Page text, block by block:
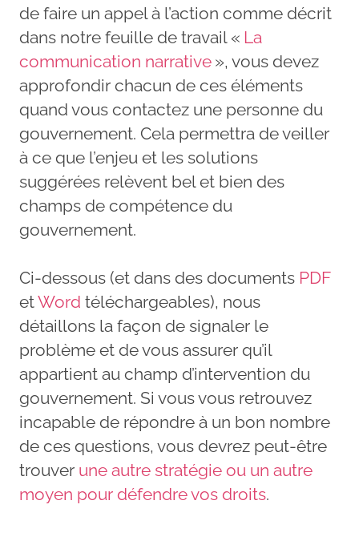
de faire un appel à l’action comme décrit
dans notre feuille de travail « La
communication narrative », vous devez
approfondir chacun de ces éléments
quand vous contactez une personne du
gouvernement. Cela permettra de veiller
à ce que l’enjeu et les solutions
suggérées relèvent bel et bien des
champs de compétence du
gouvernement.
Ci-dessous (et dans des documents PDF
etWord téléchargeables), nous
détaillons la façon de signaler le
problème et de vous assurer qu’il
appartient au champ d’intervention du
gouvernement. Si vous vous retrouvez
incapable de répondre à un bon nombre
de ces questions, vous devrez peut-être
trouver une autre stratégie ou un autre
moyen pour défendre vos droits.